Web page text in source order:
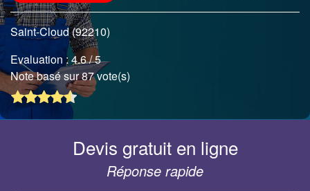
Saint-Cloud (92210)
Evaluation :4.6/ 5
Note basé sur 87 vote(s)
Devis gratuit en ligne
Réponse rapide